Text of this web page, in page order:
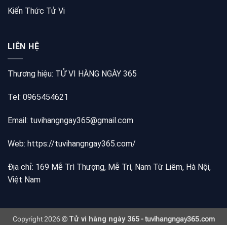
Kiến Thức Tử Vi
LIÊN HỆ
Thương hiệu: TỬ VI HÀNG NGÀY 365
Tel: 0965454621
Email: tuvihangngay365@gmail.com
Web: https://tuvihangngay365.com/
Địa chỉ: 169 Mễ Trì Thượng, Mễ Trì, Nam Từ Liêm, Hà Nội,
Việt Nam
Copyright 2026 © Tử vi hàng ngày 365- tuvihangngay365.com